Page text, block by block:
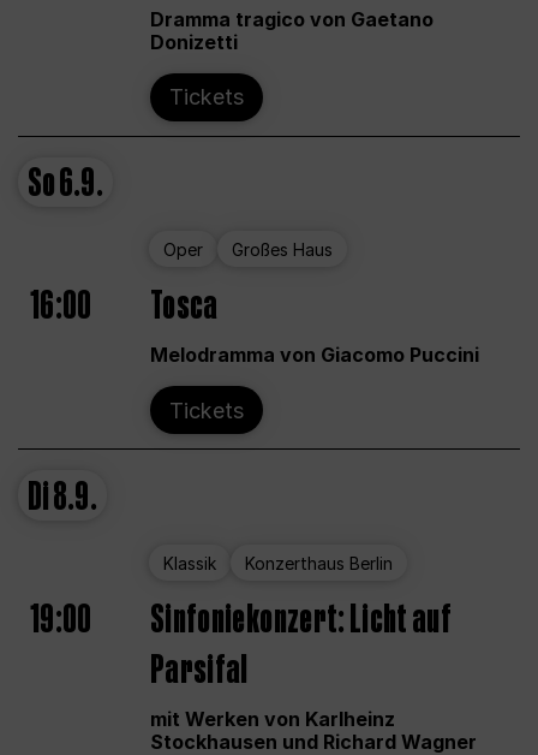
Dramma tragico von Gaetano
Donizetti
Tickets
So6.9.
Oper Großes Haus
16:00 Tosca
Melodramma von Giacomo Puccini
Tickets
Di8.9.
Klassik Konzerthaus Berlin
19:00
Sinfoniekonzert: Licht auf
Parsifal
mit Werken von Karlheinz
Stockhausen und Richard Wagner